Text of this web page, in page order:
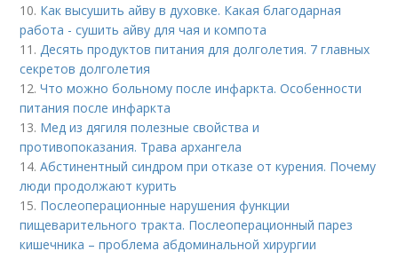
10. Как высушить айву в духовке. Какая благодарная
работа - сушить айву для чая и компота
11.Десять продуктов питания для долголетия. 7 главных
секретов долголетия
12.Что можно больному после инфаркта. Особенности
питания после инфаркта
13. Мед из дягиля полезные свойства и
противопоказания. Трава архангела
14.Абстинентный синдром при отказе от курения. Почему
люди продолжают курить
15. Послеоперационные нарушения функции
пищеварительного тракта. Послеоперационный парез
кишечника – проблема абдоминальной хирургии